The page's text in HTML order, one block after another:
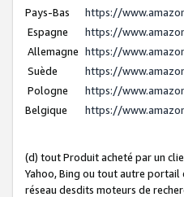
Pays-Bas
https://
Espagne
https://
Allemagne https://
Suède
https://
Pologne
https://
Belgique
https://
(d) tout Produit acheté par un
Yahoo, Bing ou tout autre portail
réseau desdits moteurs de